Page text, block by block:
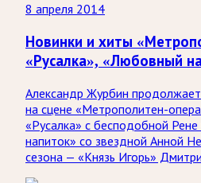
8 апреля 2014
Новинки и хиты
«Русалка», «Любовный
Александр Журбин
на сцене «Метрополитен-
«Русалка» с бесподобной
напиток» со звездной Анной
сезона — «Князь Игорь»